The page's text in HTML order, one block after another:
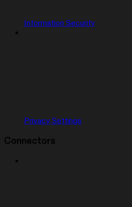
Information Security
Privacy Settings
Connectors